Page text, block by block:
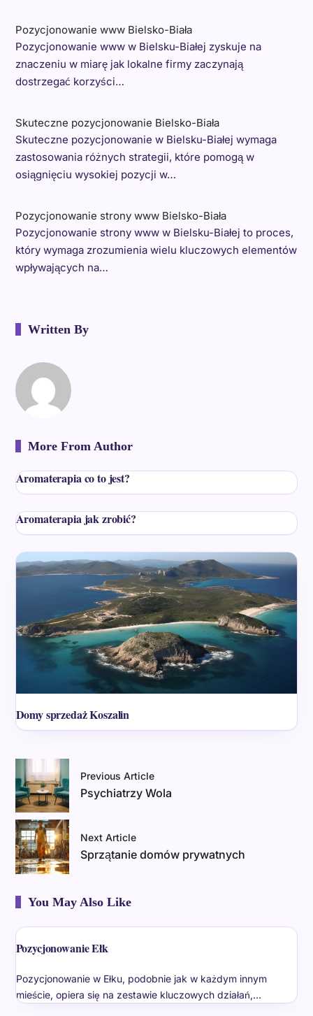
Pozycjonowanie www Bielsko-Biała
Pozycjonowanie www w Bielsku-Białej zyskuje na
znaczeniu w miarę jak lokalne firmy zaczynają
dostrzegać korzyści…
Skuteczne pozycjonowanie Bielsko-Biała
Skuteczne pozycjonowanie w Bielsku-Białej wymaga
zastosowania różnych strategii, które pomogą w
osiągnięciu wysokiej pozycji w…
Pozycjonowanie strony www Bielsko-Biała
Pozycjonowanie strony www w Bielsku-Białej to proces,
który wymaga zrozumienia wielu kluczowych elementów
wpływających na…
Written By
More From Author
Aromaterapia co to jest?
Aromaterapia jak zrobić?
Domy sprzedaż Koszalin
Previous Article
Psychiatrzy Wola
Next Article
Sprzątanie domów prywatnych
You May Also Like
Pozycjonowanie Ełk
Pozycjonowanie w Ełku, podobnie jak w każdym innym
mieście, opiera się na zestawie kluczowych działań,…